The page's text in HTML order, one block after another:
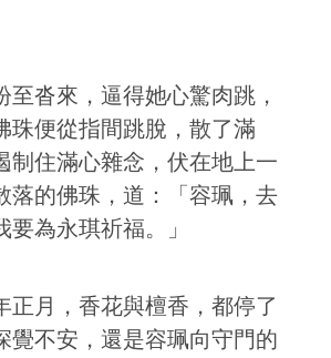
至沓來，逼得她心驚肉跳，
珠便從指間跳脫，散了滿
制住滿心雜念，伏在地上一
落的佛珠，道：「容珮，去
為永琪祈福。」
正月，香花與檀香，都停了
覺不安，還是容珮向守門的